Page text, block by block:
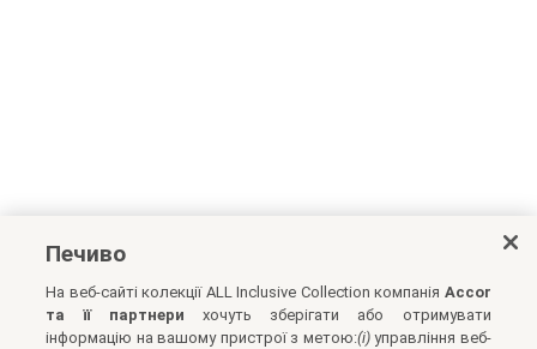
Печиво
На веб-сайті колекції ALL Inclusive Collection компанія Accor
та її партнери хочуть зберігати або отримувати
інформацію на вашому пристрої з метою:(i)управління веб-